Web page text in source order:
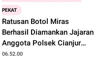
PEKAT
Ratusan Botol Miras
Berhasil Diamankan Jajaran
Anggota Polsek Cianjur
Dalam Operasi Pekat
06.52.00